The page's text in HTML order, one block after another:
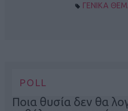
ΓΕΝΙΚΑ
POLL
Ποια θυσία δεν θα